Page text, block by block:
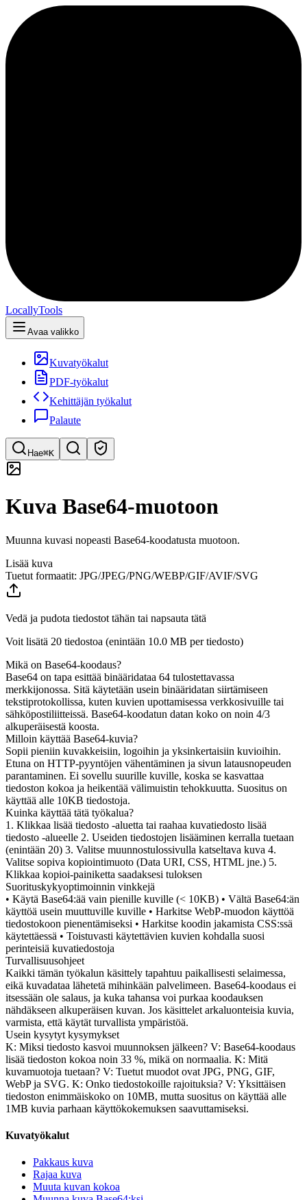
LocallyTools
Avaa valikko
Kuvatyökalut
PDF-työkalut
Kehittäjän työkalut
Palaute
Hae⌘K
Pikahaku työkaluihin
Kuva Base64-muotoon
Muunna kuvasi nopeasti Base64-koodatusta muotoon.
Lisää kuva
Tuetut formaatit: JPG/JPEG/PNG/WEBP/GIF/AVIF/SVG
Vedä ja pudota tiedostot tähän tai napsauta tätä
Voit lisätä 20 tiedostoa (enintään 10.0 MB per tiedosto)
Mikä on Base64-koodaus?
Base64 on tapa esittää binääridataa 64 tulostettavassa
merkkijonossa. Sitä käytetään usein binääridatan siirtämiseen
tekstiprotokollissa, kuten kuvien upottamisessa verkkosivuille tai
sähköpostiliitteissä. Base64-koodatun datan koko on noin 4/3
alkuperäisestä koosta.
Milloin käyttää Base64-kuvia?
Sopii pieniin kuvakkeisiin, logoihin ja yksinkertaisiin kuvioihin.
Etuna on HTTP-pyyntöjen vähentäminen ja sivun latausnopeuden
parantaminen. Ei sovellu suurille kuville, koska se kasvattaa
tiedoston kokoa ja heikentää välimuistin tehokkuutta. Suositus on
käyttää alle 10KB tiedostoja.
Kuinka käyttää tätä työkalua?
1. Klikkaa lisää tiedosto -aluetta tai raahaa kuvatiedosto lisää
tiedosto -alueelle 2. Useiden tiedostojen lisääminen kerralla tuetaan
(enintään 20) 3. Valitse muunnostulossivulla katseltava kuva 4.
Valitse sopiva kopiointimuoto (Data URI, CSS, HTML jne.) 5.
Klikkaa kopioi-painiketta saadaksesi tuloksen
Suorituskykyoptimoinnin vinkkejä
• Käytä Base64:ää vain pienille kuville (< 10KB) • Vältä Base64:än
käyttöä usein muuttuville kuville • Harkitse WebP-muodon käyttöä
tiedostokoon pienentämiseksi • Harkitse koodin jakamista CSS:ssä
käytettäessä • Toistuvasti käytettävien kuvien kohdalla suosi
perinteisiä kuvatiedostoja
Turvallisuusohjeet
Kaikki tämän työkalun käsittely tapahtuu paikallisesti selaimessa,
eikä kuvadataa lähetetä mihinkään palvelimeen. Base64-koodaus ei
itsessään ole salaus, ja kuka tahansa voi purkaa koodauksen
nähdäkseen alkuperäisen kuvan. Jos käsittelet arkaluonteisia kuvia,
varmista, että käytät turvallista ympäristöä.
Usein kysytyt kysymykset
K: Miksi tiedosto kasvoi muunnoksen jälkeen? V: Base64-koodaus
lisää tiedoston kokoa noin 33 %, mikä on normaalia. K: Mitä
kuvamuotoja tuetaan? V: Tuetut muodot ovat JPG, PNG, GIF,
WebP ja SVG. K: Onko tiedostokoille rajoituksia? V: Yksittäisen
tiedoston enimmäiskoko on 10MB, mutta suositus on käyttää alle
1MB kuvia parhaan käyttökokemuksen saavuttamiseksi.
Kuvatyökalut
Pakkaus kuva
Rajaa kuva
Muuta kuvan kokoa